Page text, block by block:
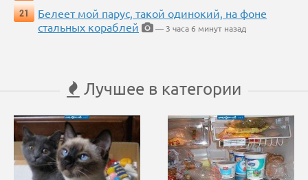
21
Белеет мой парус, такой одинокий, на фоне
стальных кораблей
— 3 часа 6 минут назад
Лучшее в категории